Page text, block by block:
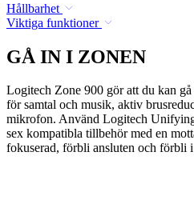
Hållbarhet
Viktiga funktioner
GÅ IN I ZONEN
Logitech Zone 900 gör att du kan
för samtal och musik, aktiv
mikrofon. Använd Logitech
sex kompatibla tillbehör med en
fokuserad, förbli ansluten och förbli